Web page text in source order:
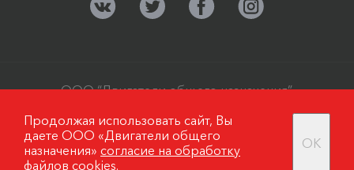
ООО “Двигатели общего назначения”,
2006-2019
Продолжая использовать сайт, Вы
даете ООО «Двигатели общего
назначения» согласие на обработку
файлов cookies.
OK